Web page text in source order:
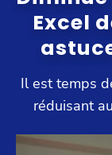
Excel
Il est temps
réduisant